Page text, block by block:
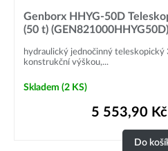
Genborx HHYG-50D
(50 t) (GEN821000HHYG50D)
hydraulický jednočinný
konstrukční výškou,...
Skladem (2 KS)
5 553,90 Kč
Do